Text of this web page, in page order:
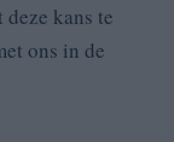
kans te
ons in de